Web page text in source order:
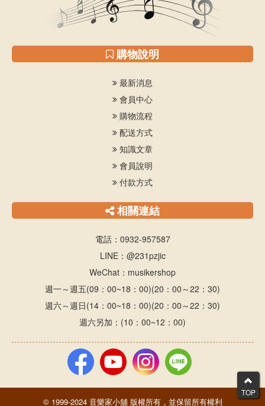
購物說明
最新消息
會員中心
購物流程
配送方式
知識文章
會員說明
付款方式
相關連結
電話：0932-957587
LINE：@231pzjic
WeChat：musikershop
週一～週五(09：00~18：00)(20：00～22：30)
週六～週日(14：00~18：00)(20：00～22：30)
週六另加：(10：00~12：00)
© 1999-2024 音樂家小舖 版權所有，並保留所有權利
TOP